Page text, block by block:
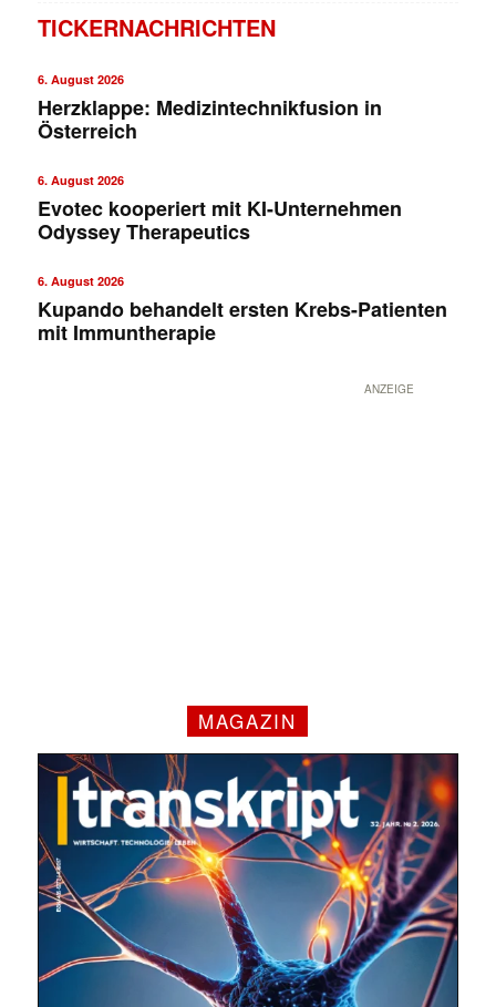
TICKERNACHRICHTEN
6. August 2026
Herzklappe: Medizintechnikfusion in
Österreich
6. August 2026
Evotec kooperiert mit KI-Unternehmen
Odyssey Therapeutics
6. August 2026
Kupando behandelt ersten Krebs-Patienten
mit Immuntherapie
ANZEIGE
MAGAZIN